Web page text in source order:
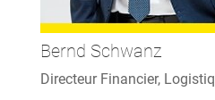
Bernd Schwanz
Directeur Financier,